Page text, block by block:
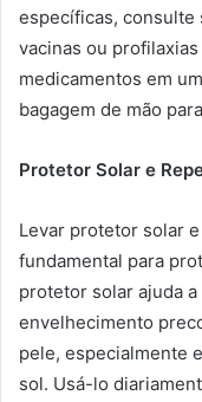
específicas, consulte
vacinas ou
medicamentos em
bagagem de mão
Protetor Solar e
Levar protetor solar
fundamental para
protetor solar ajuda
envelhecimento
pele, especialmente
sol. Usá-lo